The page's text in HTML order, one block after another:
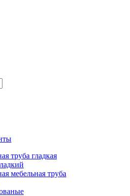
труба гладкая
мебельная труба